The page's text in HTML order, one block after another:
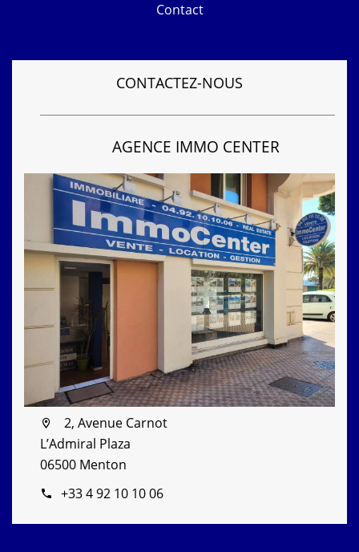
Contact
CONTACTEZ-NOUS
AGENCE IMMO CENTER
2, Avenue Carnot
L’Admiral Plaza
06500 Menton
+33 4 92 10 10 06